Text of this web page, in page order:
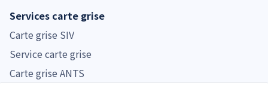
Services carte grise
Carte grise SIV
Service carte grise
Carte grise ANTS